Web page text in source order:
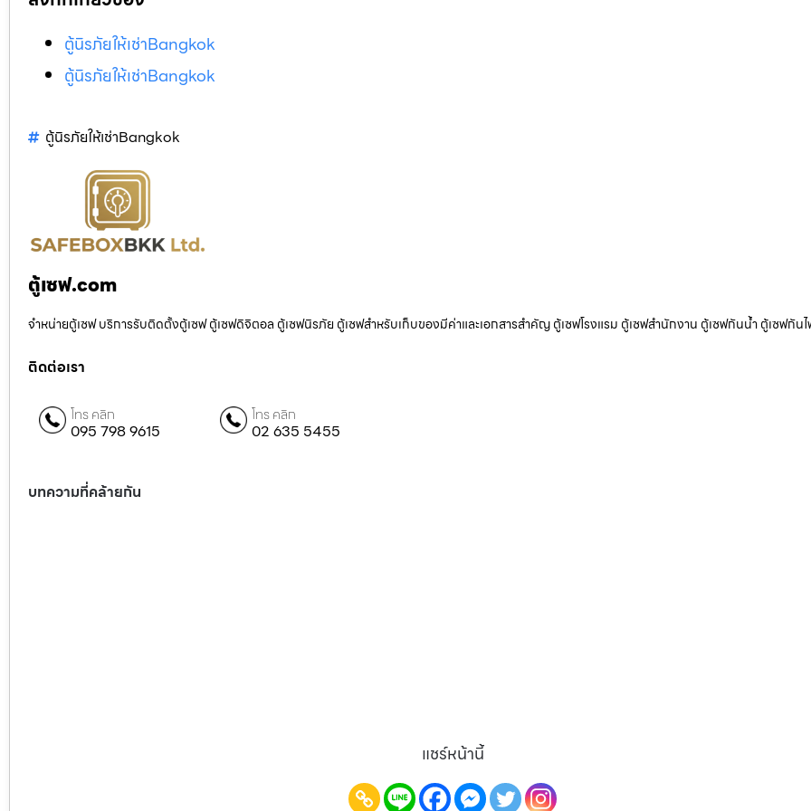
ตู้นิรภัยให้เช่าBangkok
ตู้นิรภัยให้เช่าBangkok
ตู้นิรภัยให้เช่าBangkok
ตู้เซฟ.com
จำหน่ายตู้เซฟ บริการรับติดตั้งตู้เซฟ ตู้เซฟดิจิตอล ตู้เซฟนิรภัย ตู้เซฟสำหรับเก็บของมีค่าและเอกสารสำคัญ ตู้เซฟโรงแรม ตู้เซฟสำนักงาน ตู้เซฟกันน้ำ ตู้เซฟกัน
ติดต่อเรา
โทร คลิก
095 798 9615
โทร คลิก
02 635 5455
บทความที่คล้ายกัน
แชร์หน้านี้